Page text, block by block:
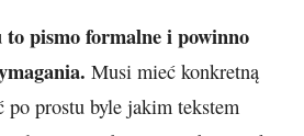
pismo formalne i powinno
Musi mieć konkretną
po prostu byle jakim tekstem